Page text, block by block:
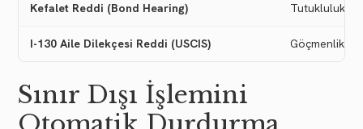
Kefalet Reddi (Bond Hearing) Tutukluluk
I-130 Aile Dilekçesi Reddi (USCIS) Göçmenlik
Sınır Dışı İşlemini